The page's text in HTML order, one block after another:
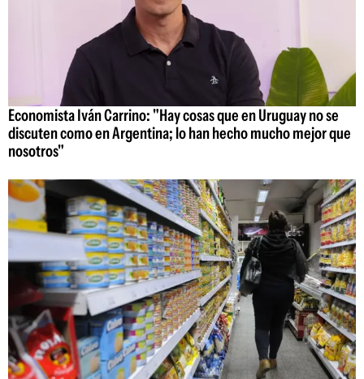
Economista Iván Carrino: "Hay cosas que en Uruguay no se
discuten como en Argentina; lo han hecho mucho mejor que
nosotros"